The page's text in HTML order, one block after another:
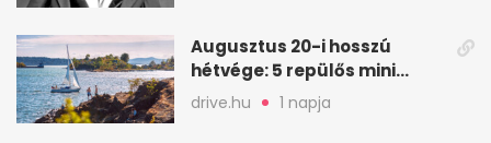
Augusztus 20-i hosszú
hétvége: 5 repülős mini
nyaralás 0 szabadsággal
drive.hu 1 napja